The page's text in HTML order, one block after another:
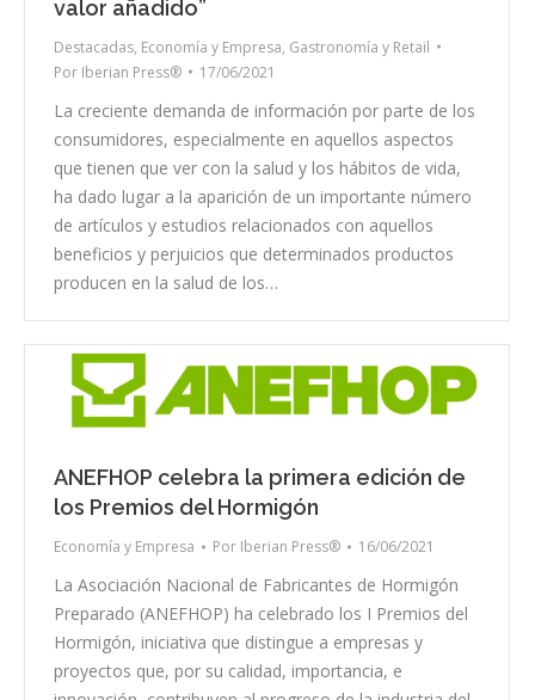
valor añadido”
Destacadas, Economía y Empresa, Gastronomía y Retail
Por Iberian Press® 17/06/2021
La creciente demanda de información por parte de los
consumidores, especialmente en aquellos aspectos
que tienen que ver con la salud y los hábitos de vida,
ha dado lugar a la aparición de un importante número
de artículos y estudios relacionados con aquellos
beneficios y perjuicios que determinados productos
producen en la salud de los…
ANEFHOP celebra la primera edición de
los Premios del Hormigón
Economía y Empresa Por Iberian Press® 16/06/2021
La Asociación Nacional de Fabricantes de Hormigón
Preparado (ANEFHOP) ha celebrado los I Premios del
Hormigón, iniciativa que distingue a empresas y
proyectos que, por su calidad, importancia, e